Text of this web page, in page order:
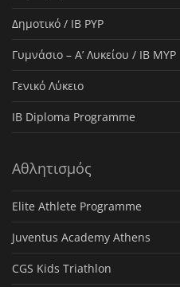
Δημοτικό / IB PYP
Γυμνάσιο – Α’ Λυκείου / IB MYP
Γενικό Λύκειο
IB Diploma Programme
Αθλητισμός
Elite Athlete Programme
Juventus Academy Athens
CGS Kids Triathlon